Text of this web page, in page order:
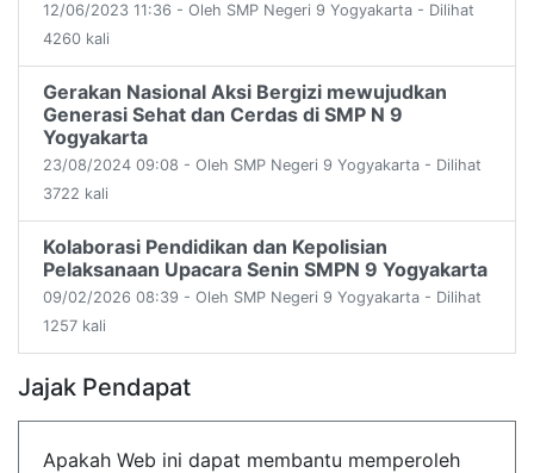
12/06/2023 11:36 - Oleh SMP Negeri 9 Yogyakarta - Dilihat
4260 kali
Gerakan Nasional Aksi Bergizi mewujudkan
Generasi Sehat dan Cerdas di SMP N 9
Yogyakarta
23/08/2024 09:08 - Oleh SMP Negeri 9 Yogyakarta - Dilihat
3722 kali
Kolaborasi Pendidikan dan Kepolisian
Pelaksanaan Upacara Senin SMPN 9 Yogyakarta
09/02/2026 08:39 - Oleh SMP Negeri 9 Yogyakarta - Dilihat
1257 kali
Jajak Pendapat
Apakah Web ini dapat membantu memperoleh